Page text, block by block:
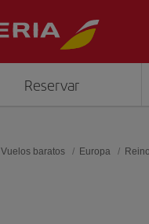
Reservar
Vuelos baratos Europa